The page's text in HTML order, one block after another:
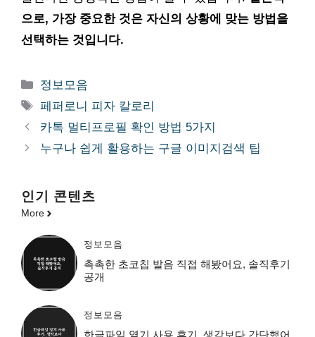
으로, 가장 중요한 것은 자신의 상황에 맞는 방법을
선택하는 것입니다.
카
테
리
정보모음
태
그
페퍼로니 피자 칼로리
카톡 멀티프로필 확인 방법 5가지
누구나 쉽게 활용하는 구글 이미지검색 팁
인기 콘텐츠
More
정보모음
촉촉한 초코칩 발음 직접 해봤어요, 솔직후기
공개
정보모음
한글파일 열기 사용 후기, 생각보다 간단했어